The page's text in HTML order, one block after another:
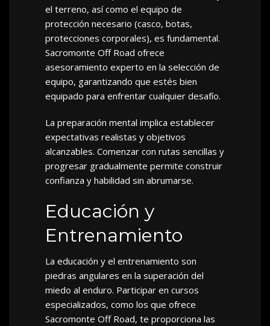
el terreno, así como el equipo de
protección necesario (casco, botas,
protecciones corporales), es fundamental.
Sacromonte Off Road ofrece
asesoramiento experto en la selección de
equipo, garantizando que estés bien
equipado para enfrentar cualquier desafío.
La preparación mental implica establecer
expectativas realistas y objetivos
alcanzables. Comenzar con rutas sencillas y
progresar gradualmente permite construir
confianza y habilidad sin abrumarse.
Educación y
Entrenamiento
La educación y el entrenamiento son
piedras angulares en la superación del
miedo al enduro. Participar en cursos
especializados, como los que ofrece
Sacromonte Off Road, te proporciona las